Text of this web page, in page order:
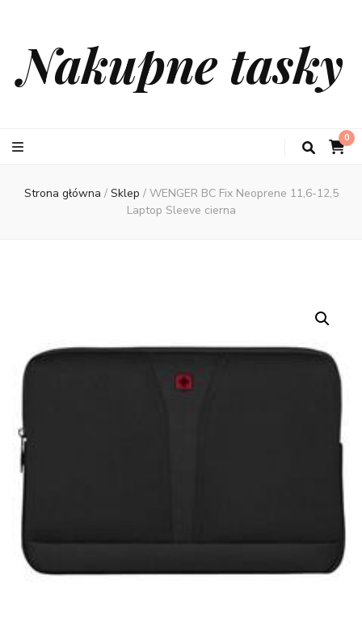
Nakupne tasky
0
Strona główna / Sklep / WENGER BC Fix Neoprene 11,6-12,5
Laptop Sleeve cierna